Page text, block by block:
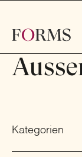
Kategorien